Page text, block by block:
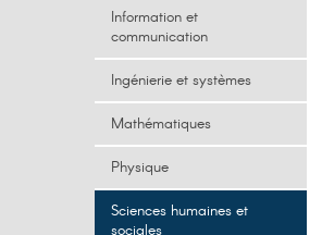
Information et
communication
Ingénierie et systèmes
Mathématiques
Physique
Sciences humaines et
sociales